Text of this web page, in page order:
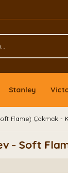
Stanley
Flame) Çakmak -
- Soft